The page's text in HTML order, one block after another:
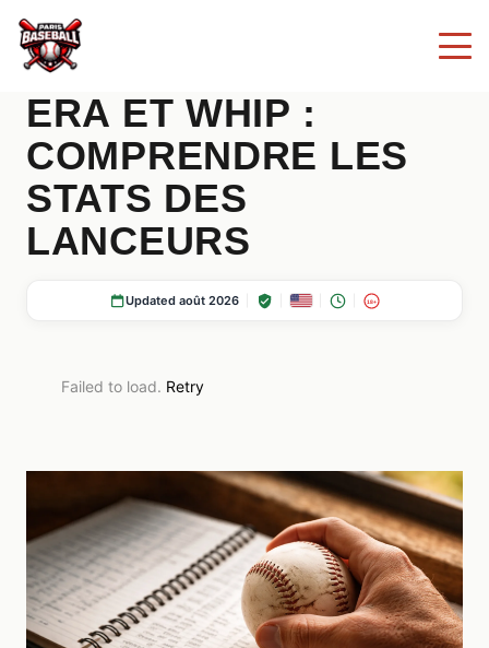
ERA ET WHIP :
COMPRENDRE LES
STATS DES
LANCEURS
Updated août 2026 18+
Failed to load. Retry